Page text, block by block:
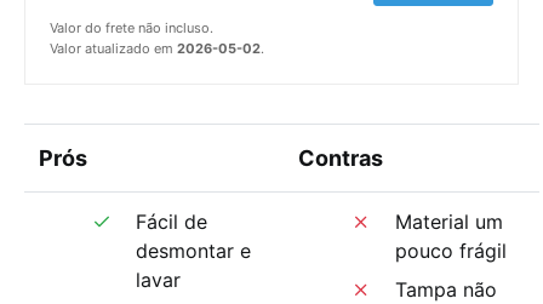
Valor do frete não incluso.
Valor atualizado em 2026-05-02.
Prós Contras
Fácil de
desmontar e
lavar
Material um
pouco frágil
Tampa não